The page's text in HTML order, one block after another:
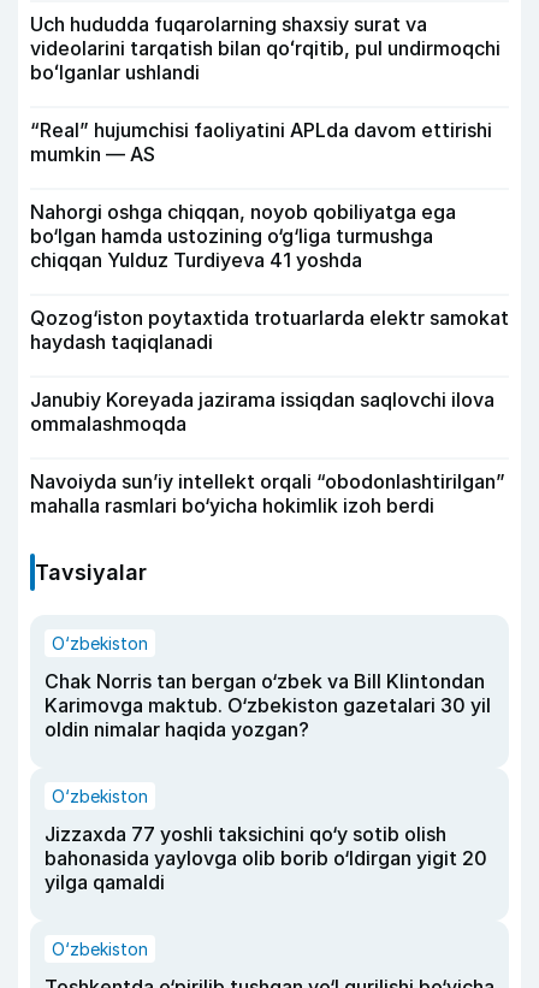
Uch hududda fuqarolarning shaxsiy surat va
videolarini tarqatish bilan qoʻrqitib, pul undirmoqchi
boʻlganlar ushlandi
“Real” hujumchisi faoliyatini APLda davom ettirishi
mumkin — AS
Nahorgi oshga chiqqan, noyob qobiliyatga ega
bo‘lgan hamda ustozining o‘g‘liga turmushga
chiqqan Yulduz Turdiyeva 41 yoshda
Qozog‘iston poytaxtida trotuarlarda elektr samokat
haydash taqiqlanadi
Janubiy Koreyada jazirama issiqdan saqlovchi ilova
ommalashmoqda
Navoiyda sun’iy intellekt orqali “obodonlashtirilgan”
mahalla rasmlari bo‘yicha hokimlik izoh berdi
Tavsiyalar
O‘zbekiston
Chak Norris tan bergan o‘zbek va Bill Klintondan
Karimovga maktub. O‘zbekiston gazetalari 30 yil
oldin nimalar haqida yozgan?
O‘zbekiston
Jizzaxda 77 yoshli taksichini qo‘y sotib olish
bahonasida yaylovga olib borib o‘ldirgan yigit 20
yilga qamaldi
O‘zbekiston